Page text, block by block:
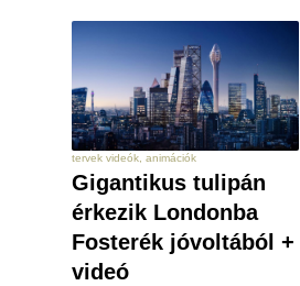
tervek videók, animációk
Gigantikus tulipán
érkezik Londonba
Fosterék jóvoltából +
videó